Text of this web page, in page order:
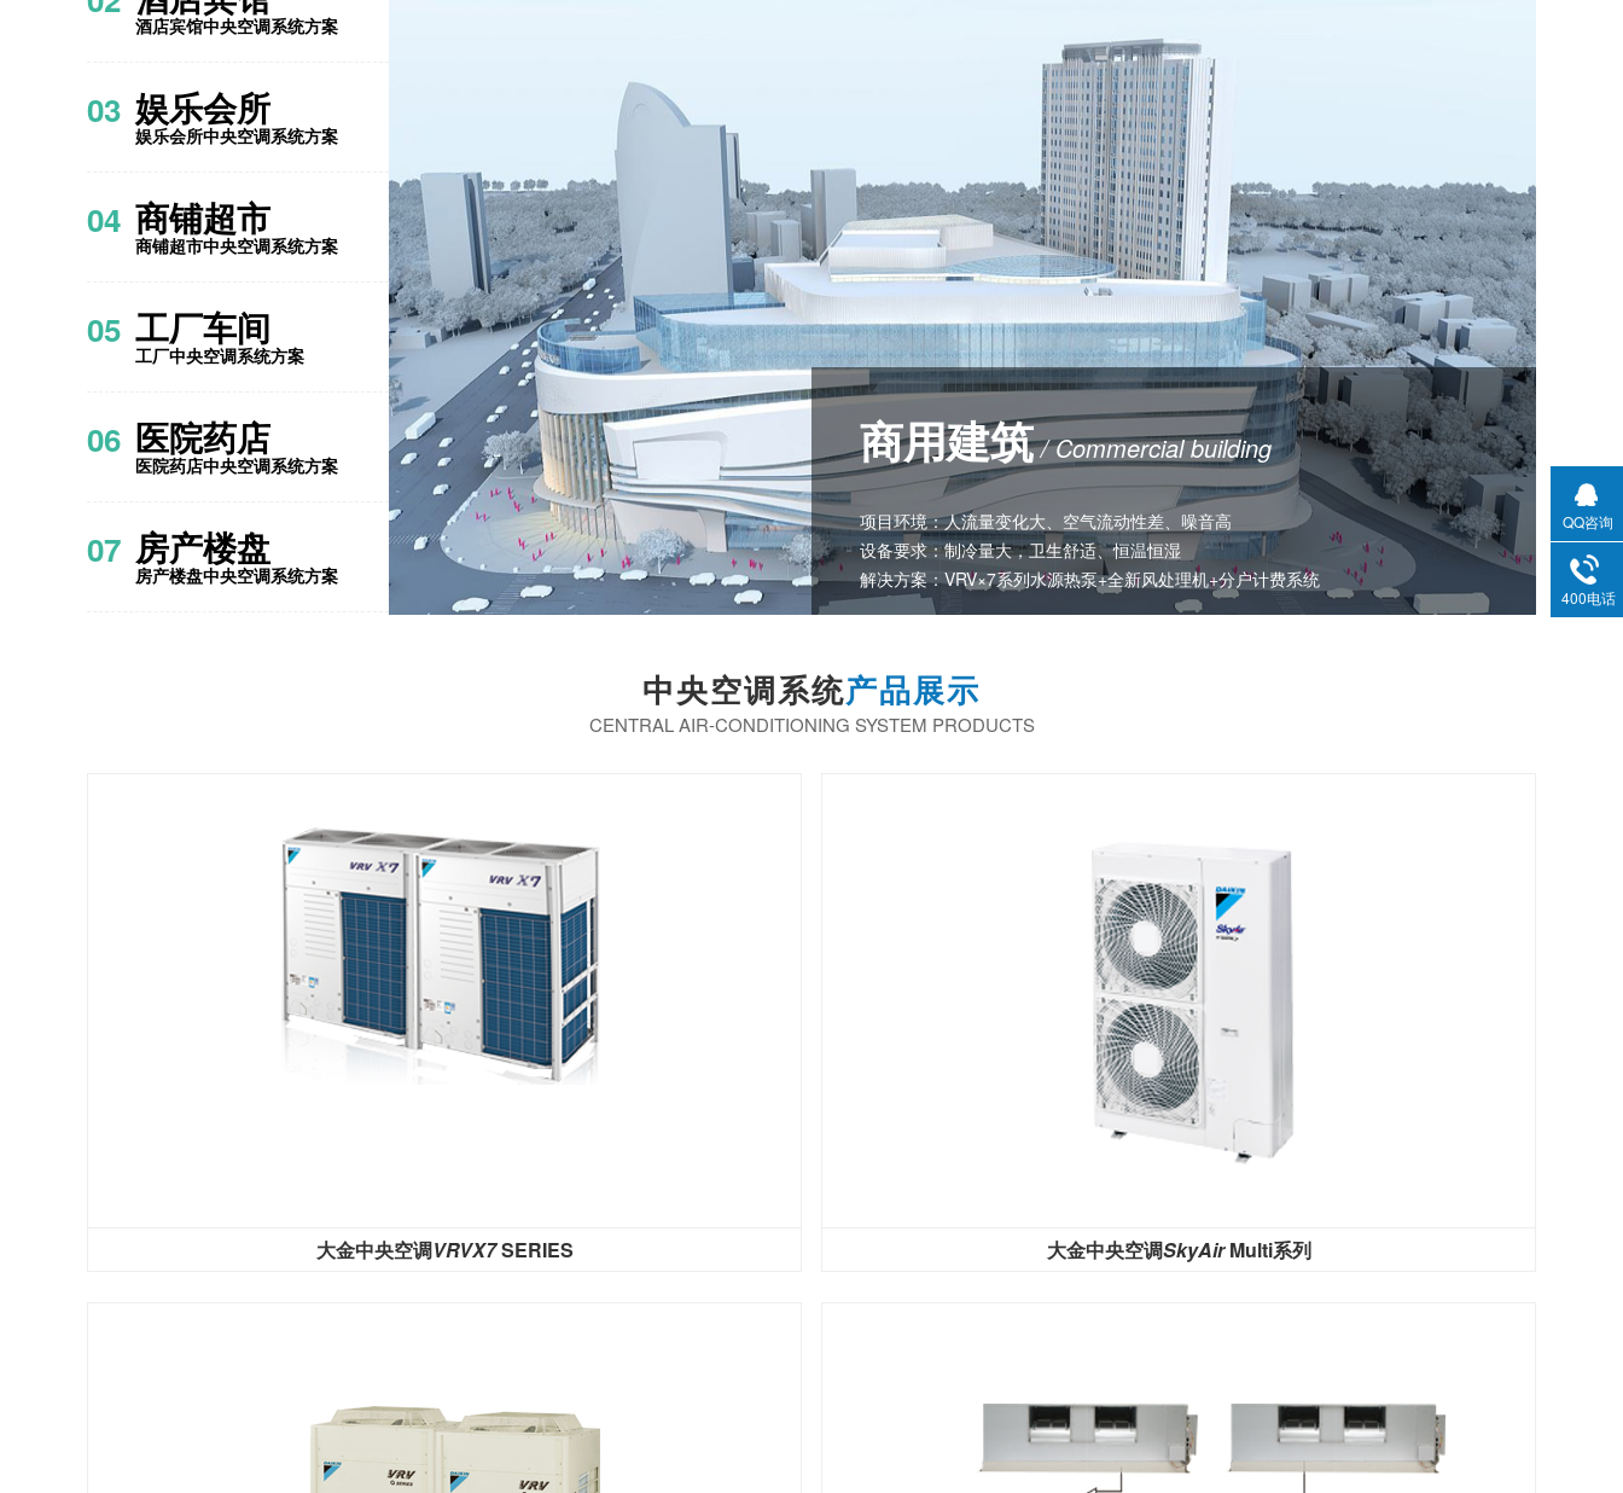
酒店宾馆中央空调系统方案
03 娱乐会所
娱乐会所中央空调系统方案
04 商铺超市
商铺超市中央空调系统方案
05 工厂车间
工厂中央空调系统方案
06 医院药店
医院药店中央空调系统方案
07 房产楼盘
房产楼盘中央空调系统方案
商用建筑/ Commercial building
项目环境：人流量变化大、空气流动性差、噪音高
设备要求：制冷量大，卫生舒适、恒温恒湿
解决方案：VRV×7系列水源热泵+全新风处理机+分户计费系统
中央空调系统产品展示
CENTRAL AIR-CONDITIONING SYSTEM PRODUCTS
大金中央空调VRVX7SERIES 大金中央空调SkyAirMulti系列
QQ咨询
400电话